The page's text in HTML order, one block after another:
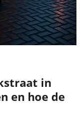
in
en hoe de